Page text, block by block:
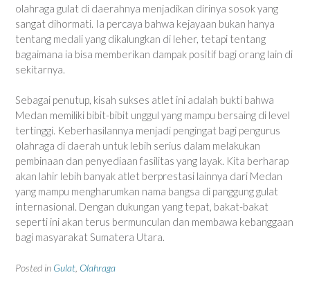
olahraga gulat di daerahnya menjadikan dirinya sosok yang
sangat dihormati. Ia percaya bahwa kejayaan bukan hanya
tentang medali yang dikalungkan di leher, tetapi tentang
bagaimana ia bisa memberikan dampak positif bagi orang lain di
sekitarnya.
Sebagai penutup, kisah sukses atlet ini adalah bukti bahwa
Medan memiliki bibit-bibit unggul yang mampu bersaing di level
tertinggi. Keberhasilannya menjadi pengingat bagi pengurus
olahraga di daerah untuk lebih serius dalam melakukan
pembinaan dan penyediaan fasilitas yang layak. Kita berharap
akan lahir lebih banyak atlet berprestasi lainnya dari Medan
yang mampu mengharumkan nama bangsa di panggung gulat
internasional. Dengan dukungan yang tepat, bakat-bakat
seperti ini akan terus bermunculan dan membawa kebanggaan
bagi masyarakat Sumatera Utara.
Posted in Gulat Olahraga